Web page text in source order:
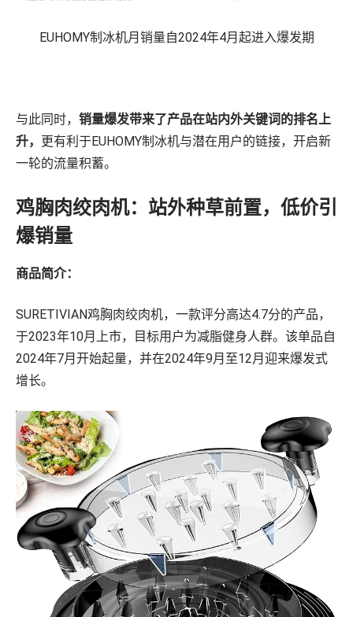
EUHOMY制冰机月销量自2024年4月起进入爆发期
与此同时， 销量爆发带来了产品在站内外关键词的排名上
升，
更有利于EUHOMY制冰机与潜在用户的链接，开启新
一轮的流量积蓄。
鸡胸肉绞肉机：站外种草前置，低价引
爆销量
商品简介：
SURETIVIAN鸡胸肉绞肉机，⼀款评分高达4.7分的产品，
于2023年10月上市，目标用户为减脂健身人群。该单品自
2024年7月开始起量，并在2024年9月至12月迎来爆发式
增长。